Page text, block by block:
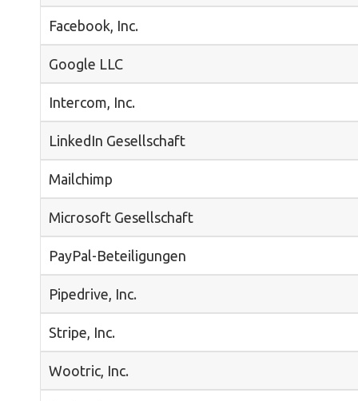
Facebook, Inc.
Google LLC
Intercom, Inc.
LinkedIn Gesellschaft
Mailchimp
Microsoft Gesellschaft
PayPal-Beteiligungen
Pipedrive, Inc.
Stripe, Inc.
Wootric, Inc.